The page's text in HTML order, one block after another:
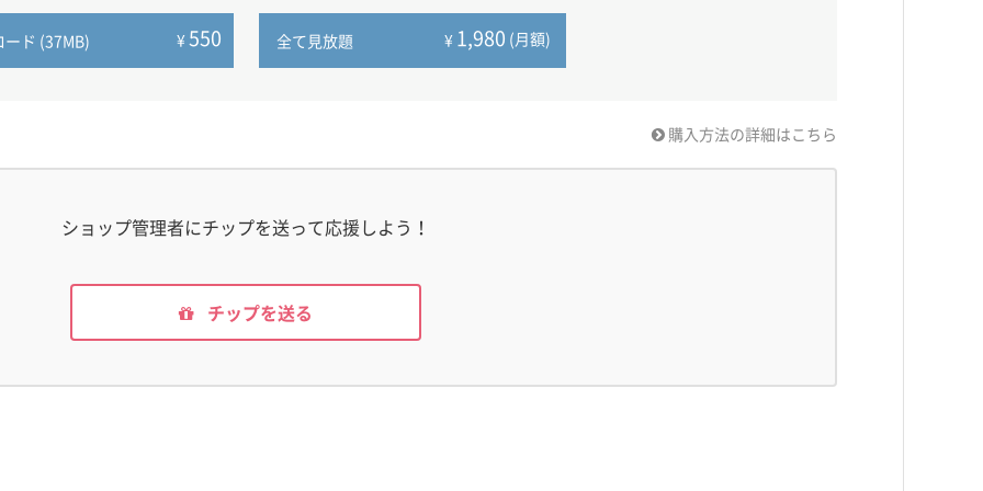
ード (37MB) ¥550 全て見放題 ¥ 1,980 (月額)
購入方法の詳細はこちら
ショップ管理者にチップを送って応援しよう！
チップを送る